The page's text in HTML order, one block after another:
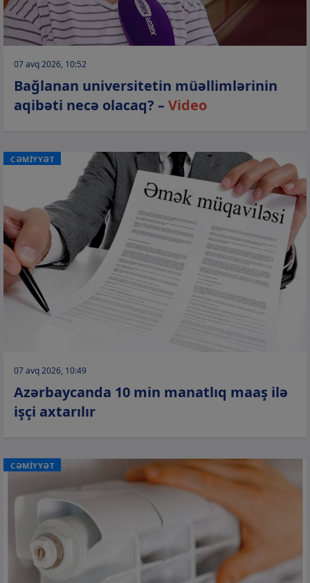
07 avq 2026, 10:52
Bağlanan universitetin müəllimlərinin
aqibəti necə olacaq? –Video
CƏMİYYƏT
07 avq 2026, 10:49
Azərbaycanda 10 min manatlıq maaş ilə
işçi axtarılır
CƏMİYYƏT